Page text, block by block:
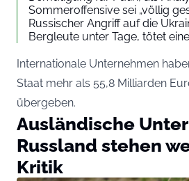
Sommeroffensive sei „völlig
Russischer Angriff auf die
Bergleute unter Tage, tötet
Internationale Unternehmen
Staat mehr als 55,8 Milliarden
übergeben.
Ausländische
Russland stehen
Kritik